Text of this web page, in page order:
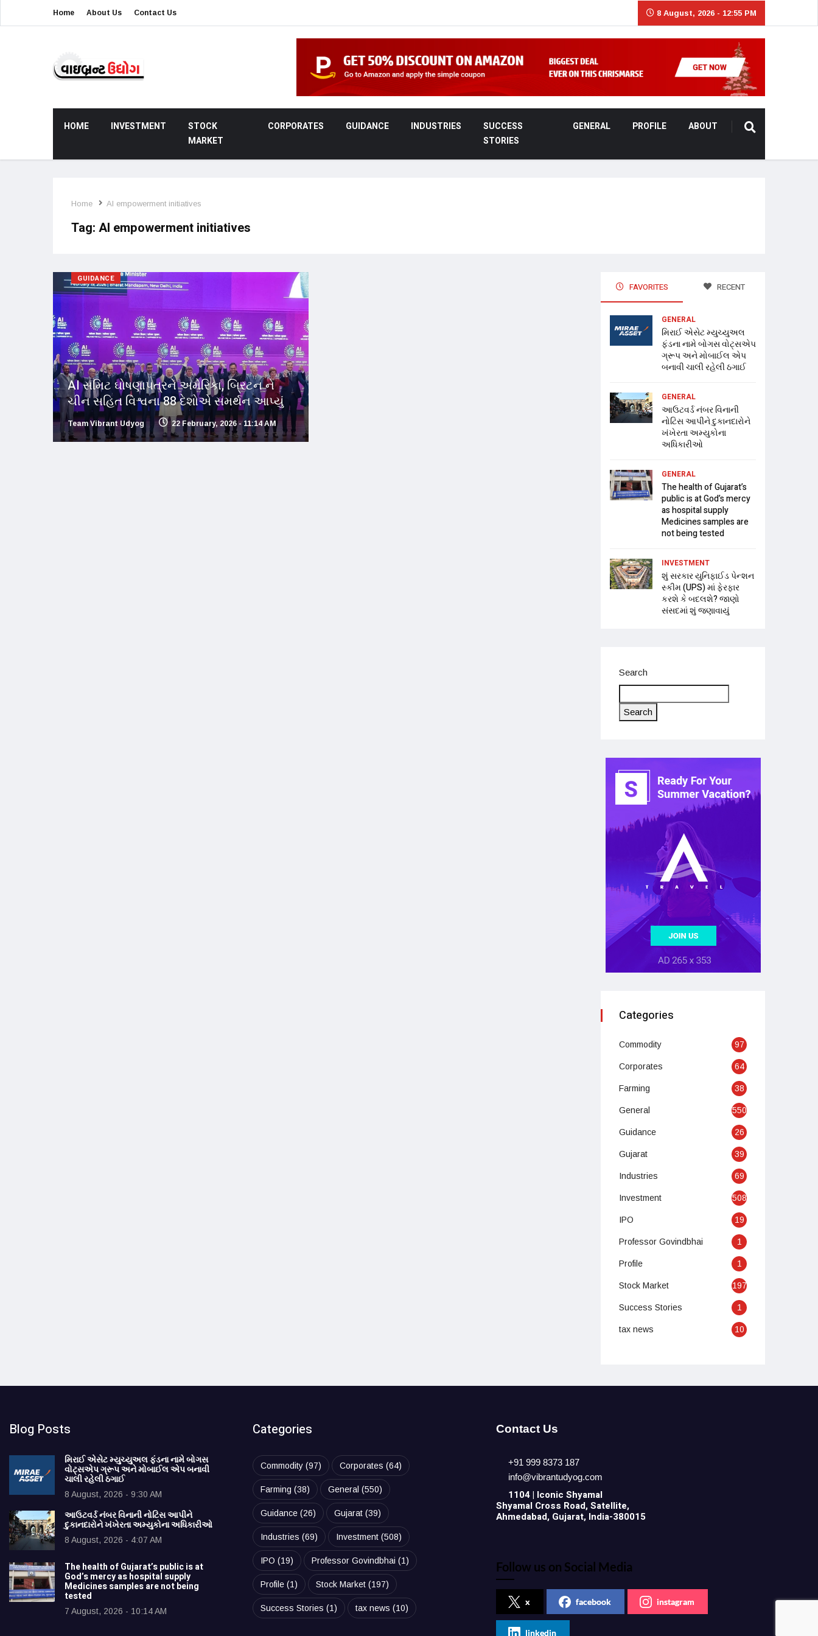
Home About Us Contact Us 8 August, 2026 - 12:55 PM
HOME INVESTMENT
STOCK
MARKET
CORPORATES GUIDANCE INDUSTRIES
SUCCESS
STORIES
GENERAL PROFILE ABOUT
Home AI empowerment initiatives
Tag: AI empowerment initiatives
GUIDANCE
AI સમિટ ઘોષણાપત્રને અમેરિકા, બ્રિટન ને
ચીન સહિત વિશ્વના 88 દેશોએ સમર્થન આપ્યું
Team Vibrant Udyog 22 February, 2026 - 11:14 AM
FAVORITES RECENT
GENERAL
મિરાઈ એસેટ મ્યુચ્યુઅલ
ફંડના નામે બોગસ વોટ્સએપ
ગ્રૂપ અને મોબાઈલ એપ
બનાવી ચાલી રહેલી ઠગાઈ
GENERAL
આઉટવર્ડ નંબર વિનાની
નોટિસ આપીને દુકાનદારોને
ખંખેરતા અમ્યુકોના
અધિકારીઓ
GENERAL
The health of Gujarat’s
public is at God’s mercy
as hospital supply
Medicines samples are
not being tested
INVESTMENT
શું સરકાર યુનિફાઈડ પેન્શન
સ્કીમ (UPS) માં ફેરફાર
કરશે કે બદલશે? જાણો
સંસદમાં શું જણાવાયું
Search
Search
Categories
Commodity 97
Corporates 64
Farming 38
General 550
Guidance 26
Gujarat 39
Industries 69
Investment 508
IPO 19
Professor Govindbhai 1
Profile 1
Stock Market 197
Success Stories 1
tax news 10
Blog Posts
મિરાઈ એસેટ મ્યુચ્યુઅલ ફંડના નામે બોગસ
વોટ્સએપ ગ્રૂપ અને મોબાઈલ એપ બનાવી
ચાલી રહેલી ઠગાઈ
8 August, 2026 - 9:30 AM
આઉટવર્ડ નંબર વિનાની નોટિસ આપીને
દુકાનદારોને ખંખેરતા અમ્યુકોના અધિકારીઓ
8 August, 2026 - 4:07 AM
The health of Gujarat’s public is at
God’s mercy as hospital supply
Medicines samples are not being
tested
7 August, 2026 - 10:14 AM
Categories
Commodity(97) Corporates (64)
Farming (38) General (550)
Guidance(26) Gujarat(39)
Industries (69) Investment(508)
IPO (19) Professor Govindbhai (1)
Profile(1) Stock Market(197)
Success Stories (1) tax news (10)
Contact Us
+91 999 8373 187
info@vibrantudyog.com
1104 | Iconic Shyamal
Shyamal Cross Road, Satellite,
Ahmedabad, Gujarat, India-380015
Follow us on Social Media
x facebook instagram
linkedin